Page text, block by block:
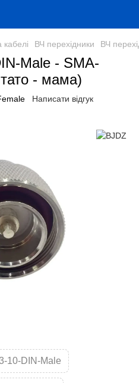
ВЧ перехідники ВЧ
Male - SMA-
- мама)
Написати відгук
10-DIN-Male